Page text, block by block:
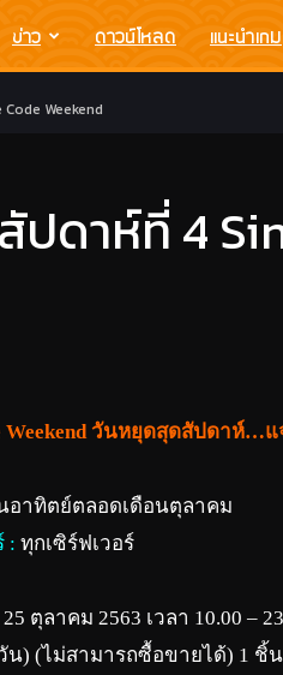
ข่าว ดาวน์โหลด แนะนำเกม
Weekend
ปดาห์ที่ 4
Weekend วันหยุดสุดสัปดาห์…
อาทิตย์ตลอดเดือนตุลาคม
: ทุกเซิร์ฟเวอร์
ตุลาคม 2563 เวลา 10.00 –
น) (ไม่สามารถซื้อขายได้) 1 ชิ้น